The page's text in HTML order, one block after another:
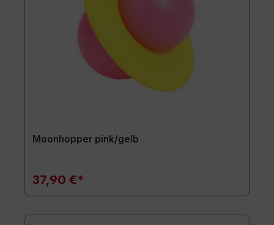
Moonhopper pink/gelb
37,90 €*